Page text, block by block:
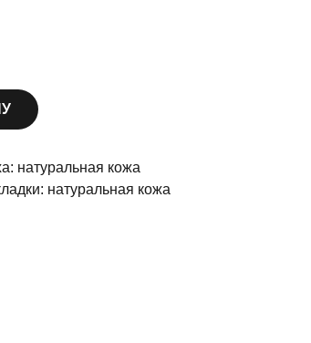
натуральная кожа
натуральная кожа